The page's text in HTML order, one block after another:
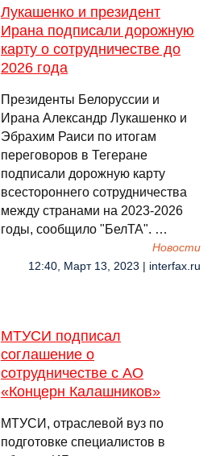
Лукашенко и президент
Ирана подписали дорожную
карту о сотрудничестве до
2026 года
Президенты Белоруссии и
Ирана Александр Лукашенко и
Эбрахим Раиси по итогам
переговоров в Тегеране
подписали дорожную карту
всестороннего сотрудничества
между странами на 2023-2026
годы, сообщило "БелТА". …
Новости
12:40, Март 13, 2023 | interfax.ru
МТУСИ подписал
соглашение о
сотрудничестве с АО
«Концерн Калашников»
МТУСИ, отраслевой вуз по
подготовке специалистов в